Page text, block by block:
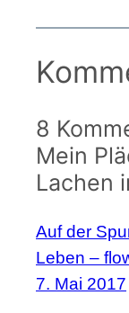
8
Mein
Lachen
Auf der
Leben –
7. Mai 2017